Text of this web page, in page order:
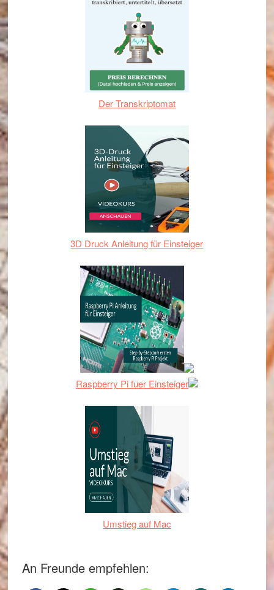
Der Transkriptomat
3D Druck Anleitung für Einsteiger
Raspberry Pi fuer Einsteiger
Umstieg auf Mac
An Freunde empfehlen: